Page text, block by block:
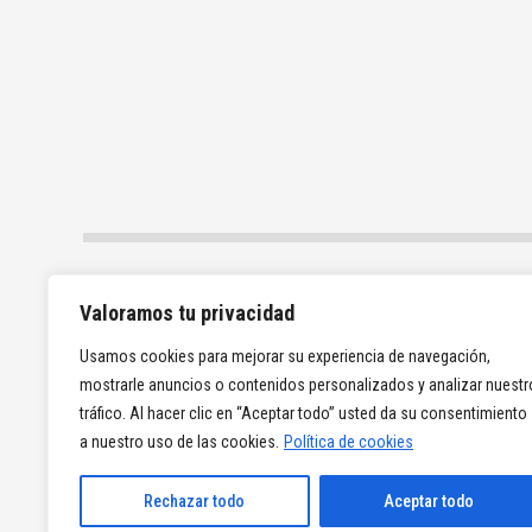
Valoramos tu privacidad
Usamos cookies para mejorar su experiencia de navegación,
mostrarle anuncios o contenidos personalizados y analizar
tráfico. Al hacer clic en “Aceptar todo” usted da su consentimiento
a nuestro uso de las cookies.
Política de cookies
Rechazar todo Aceptar todo